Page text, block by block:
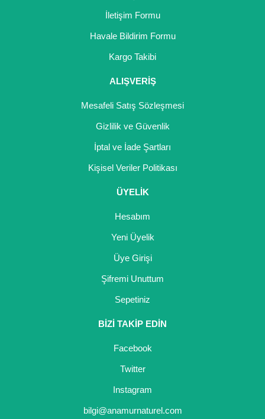
İletişim Formu
Havale Bildirim Formu
Kargo Takibi
ALIŞVERİŞ
Mesafeli Satış Sözleşmesi
Gizlilik ve Güvenlik
İptal ve İade Şartları
Kişisel Veriler Politikası
ÜYELİK
Hesabım
Yeni Üyelik
Üye Girişi
Şifremi Unuttum
Sepetiniz
BİZİ TAKİP EDİN
Facebook
Twitter
Instagram
bilgi@anamurnaturel.com